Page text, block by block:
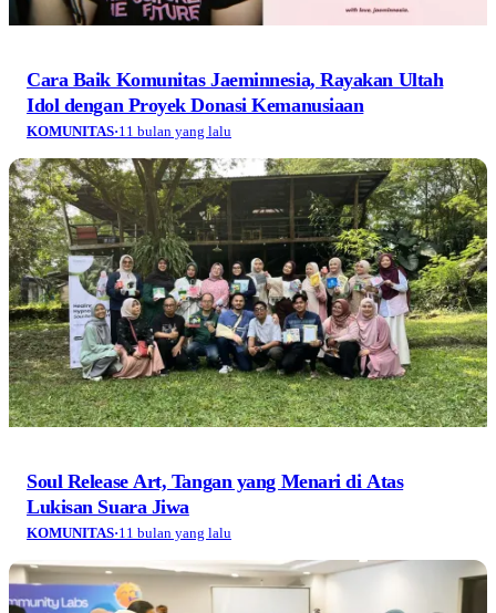
Cara Baik Komunitas Jaeminnesia, Rayakan Ultah
Idol dengan Proyek Donasi Kemanusiaan
KOMUNITAS·11 bulan yang lalu
Soul Release Art, Tangan yang Menari di Atas
Lukisan Suara Jiwa
KOMUNITAS·11 bulan yang lalu